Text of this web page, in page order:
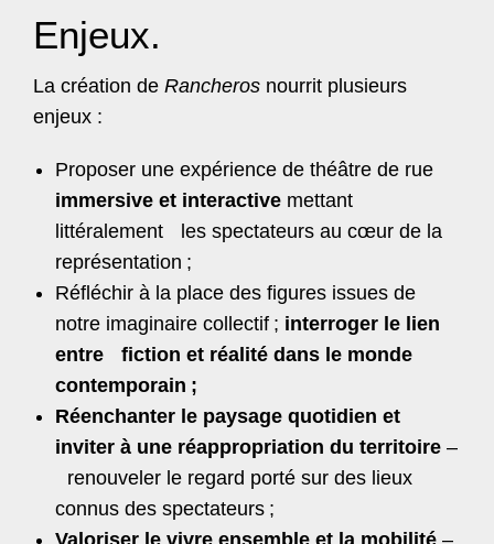
Enjeux.
La création de Rancheros nourrit plusieurs
enjeux :
Proposer une expérience de théâtre de rue
immersive et interactive mettant
littéralement les spectateurs au cœur de la
représentation ;
Réfléchir à la place des figures issues de
notre imaginaire collectif ; interroger le lien
entre fiction et réalité dans le monde
contemporain ;
Réenchanter le paysage quotidien et
inviter à une réappropriation du territoire –
renouveler le regard porté sur des lieux
connus des spectateurs ;